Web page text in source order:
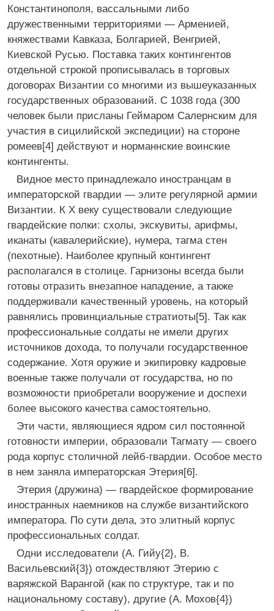
Константинополя, вассальными либо
дружественными территориями — Арменией,
княжествами Кавказа, Болгарией, Венгрией,
Киевской Русью. Поставка таких контингентов
отдельной строкой прописывалась в торговых
договорах Византии со многими из вышеуказанных
государственных образований. С 1038 года (300
человек были присланы Геймаром Салернским для
участия в сицилийской экспедиции) на стороне
ромеев[4] действуют и норманнские воинские
контингенты.
Видное место принадлежало иностранцам в
императорской гвардии — элите регулярной армии
Византии. К X веку существовали следующие
гвардейские полки: схолы, экскувиты, арифмы,
иканаты (кавалерийские), нумера, тагма стен
(пехотные). Наиболее крупный контингент
располагался в столице. Гарнизоны всегда были
готовы отразить внезапное нападение, а также
поддерживали качественный уровень, на который
равнялись провинциальные стратиоты[5]. Так как
профессиональные солдаты не имели других
источников дохода, то получали государственное
содержание. Хотя оружие и экипировку кадровые
военные также получали от государства, но по
возможности приобретали вооружение и доспехи
более высокого качества самостоятельно.
Эти части, являющиеся ядром сил постоянной
готовности империи, образовали Тагмату — своего
рода корпус столичной лейб-гвардии. Особое место
в нем заняла императорская Этерия[6].
Этерия (дружина) — гвардейское формирование
иностранных наемников на службе византийского
императора. По сути дела, это элитный корпус
профессиональных солдат.
Одни исследователи (А. Гийу{2}, В.
Васильевский{3}) отождествляют Этерию с
варяжской Варангой (как по структуре, так и по
национальному составу), другие (А. Мохов{4})